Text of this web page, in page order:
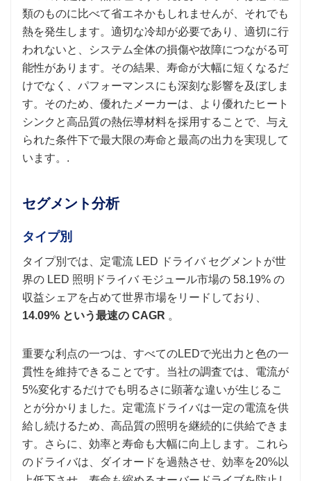
類のものに比べて省エネかもしれませんが、それでも
熱を発生します。適切な冷却が必要であり、適切に行
われないと、システム全体の損傷や故障につながる可
能性があります。その結果、寿命が大幅に短くなるだ
けでなく、パフォーマンスにも深刻な影響を及ぼしま
す。そのため、優れたメーカーは、より優れたヒート
シンクと高品質の熱伝導材料を採用することで、与え
られた条件下で最大限の寿命と最高の出力を実現して
います。.
セグメント分析
タイプ別
タイプ別では、定電流 LED ドライバ セグメントが世
界の LED 照明ドライバ モジュール市場の 58.19% の
収益シェアを占めて世界市場をリードしており、
14.09% という最速の CAGR 。
重要な利点の一つは、すべてのLEDで光出力と色の一
貫性を維持できることです。当社の調査では、電流が
5%変化するだけでも明るさに顕著な違いが生じるこ
とが分かりました。定電流ドライバは一定の電流を供
給し続けるため、高品質の照明を継続的に供給できま
す。さらに、効率と寿命も大幅に向上します。これら
のドライバは、ダイオードを過熱させ、効率を20%以